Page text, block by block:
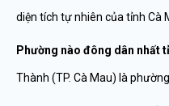
diện tích tự nhiên của tỉnh Cà
Phường nào đông dân nhất
Thành (TP. Cà Mau) là